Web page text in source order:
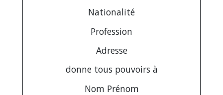
Nationalité
Profession
Adresse
donne tous pouvoirs à
Nom Prénom